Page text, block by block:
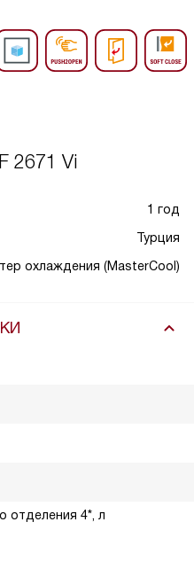
2671 Vi
1 год
Турция
охлаждения (MasterCool)
отделения 4*, л